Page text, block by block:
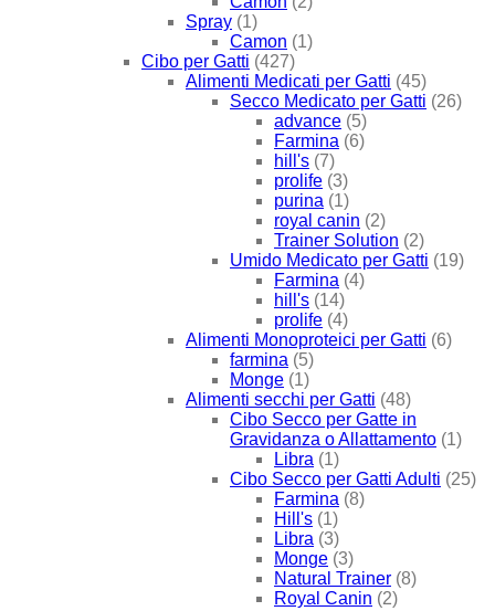
Spray (1)
Camon (1)
Cibo per Gatti (427)
Alimenti Medicati per Gatti (45)
Secco Medicato per Gatti (26)
advance (5)
Farmina (6)
hill's (7)
prolife (3)
purina (1)
royal canin (2)
Trainer Solution (2)
Umido Medicato per Gatti (19)
Farmina (4)
hill's (14)
prolife (4)
Alimenti Monoproteici per Gatti (6)
farmina (5)
Monge (1)
Alimenti secchi per Gatti (48)
Cibo Secco per Gatte in
Gravidanza o Allattamento (1)
Libra (1)
Cibo Secco per Gatti Adulti (25)
Farmina (8)
Hill's (1)
Libra (3)
Monge (3)
Natural Trainer (8)
Royal Canin (2)